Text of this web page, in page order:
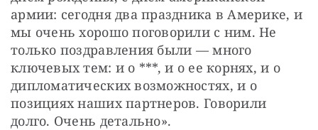
армии: сегодня два праздника в Америке, и
мы очень хорошо поговорили с ним. Не
только поздравления были — много
ключевых тем: и о ***, и о ее корнях, и о
дипломатических возможностях, и о
позициях наших партнеров. Говорили
долго. Очень детально».